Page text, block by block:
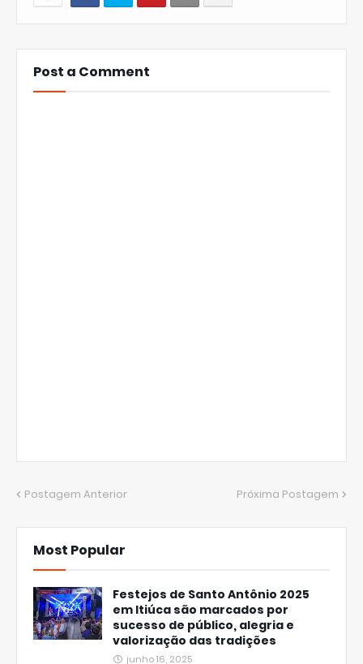
Post a Comment
Postagem Anterior Próxima Postagem
Most Popular
Festejos de Santo Antônio 2025
em Itiúca são marcados por
sucesso de público, alegria e
valorização das tradições
junho 16, 2025